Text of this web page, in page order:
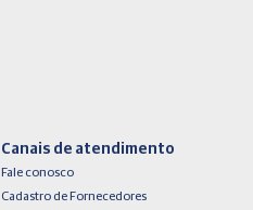
Canais de atendimento
Fale conosco
Cadastro de Fornecedores